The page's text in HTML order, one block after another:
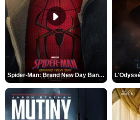
Spider-Man: Brand New Day Bande-annonce VO STFR